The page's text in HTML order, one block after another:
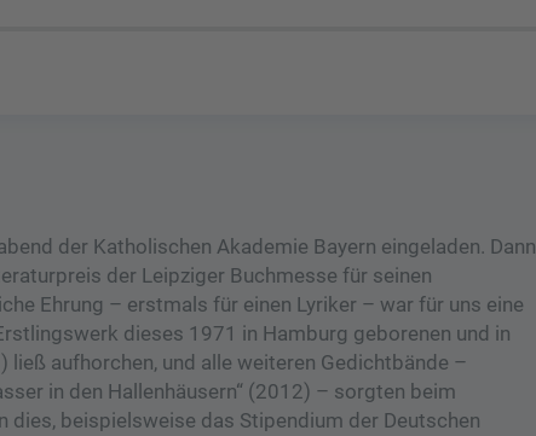
der Katholischen Akademie Bayern eingeladen. Dann
der Leipziger Buchmesse für seinen
Ehrung – erstmals für einen Lyriker – war für uns eine
dieses 1971 in Hamburg geborenen und in
ließ aufhorchen, und alle weiteren Gedichtbände –
in den Hallenhäusern“ (2012) – sorgten beim
dies, beispielsweise das Stipendium der Deutschen